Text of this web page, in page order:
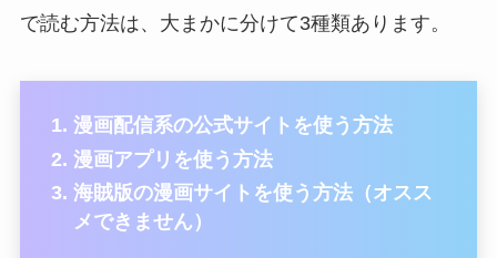
で読む方法は、大まかに分けて3種類あります。
漫画配信系の公式サイトを使う方法
漫画アプリを使う方法
海賊版の漫画サイトを使う方法（オスス
メできません）